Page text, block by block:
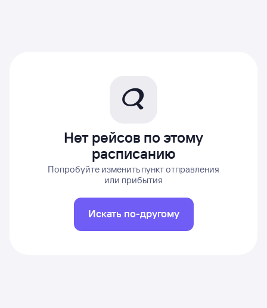
Нет рейсов по этому
расписанию
Попробуйте изменить пункт отправления
или прибытия
Искать по-другому